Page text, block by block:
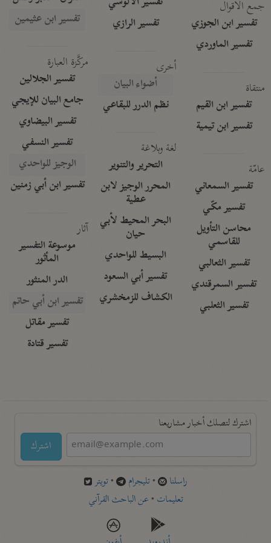
جمع الأقوال
تفسير ابن الجوزي
تفسير الماوردي
منتقاة
تفسير ابن القيم
تفسير ابن تيمية
عامّة
تفسير السمعاني
تفسير مكّي
محاسن التأويل
للقاسمي
تفسير الثعالبي
تفسير السمرقندي
تفسير الثعلبي
تفسير الرازي
أخرى
أضواء البيان
نظم الدرر للبقاعي
لغة وبلاغة
التحرير والتنوير
المحرر الوجيز لابن
عطية
البحر المحيط لأبي
حيان
البسيط للواحدي
تفسير أبي السعود
الكشاف للزمخشري
تفسير ابن عثيمين
مركَّزة العبارة
تفسير الجلالين
جامع البيان للإيجي
تفسير البيضاوي
تفسير النسفي
الوجيز للواحدي
تفسير ابن أبي زمنين
آثار
موسوعة التفسير
المأثور
الدر المنثور
تفسير ابن أبي حاتم
تفسير مقاتل
تفسير قتادة
اشترك لتصلك أخبار مشاريعنا
اشترك
راسلنا •تليجرام •تويتر
تعليمات •عن الباحث القرآني